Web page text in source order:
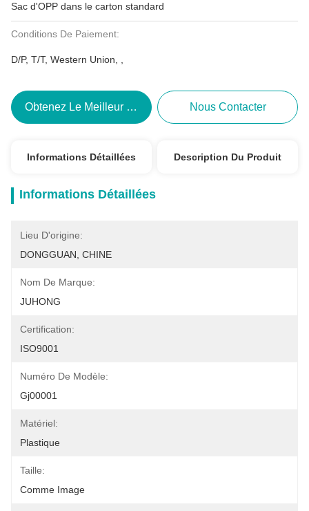
Sac d'OPP dans le carton standard
Conditions De Paiement:
D/P, T/T, Western Union, ,
Obtenez Le Meilleur Prix Nous Contacter
Informations Détaillées Description Du Produit
Informations Détaillées
Lieu D'origine:
DONGGUAN, CHINE
Nom De Marque:
JUHONG
Certification:
ISO9001
Numéro De Modèle:
Gj00001
Matériel:
Plastique
Taille:
Comme Image